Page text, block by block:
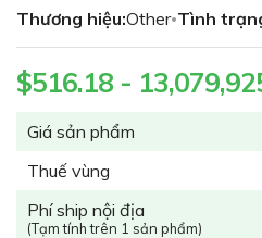
Thương hiệu:Other•Tình
Giá sản phẩm
Thuế vùng
Phí ship nội địa
(Tạm tính trên 1 sản phẩm)
$516.18 -